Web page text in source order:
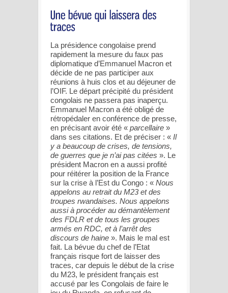
La présidence congolaise prend
rapidement la mesure du faux pas
diplomatique d’Emmanuel Macron et
décide de ne pas participer aux
réunions à huis clos et au déjeuner de
l’OIF. Le départ précipité du président
congolais ne passera pas inaperçu.
Emmanuel Macron a été obligé de
rétropédaler en conférence de presse,
en précisant avoir été « parcellaire »
dans ses citations. Et de préciser : « Il
y a beaucoup de crises, de tensions,
de guerres que je n’ai pas citées ». Le
président Macron en a aussi profité
pour réitérer la position de la France
sur la crise à l’Est du Congo : « Nous
appelons au retrait du M23 et des
troupes rwandaises. Nous appelons
aussi à procéder au démantèlement
des FDLR et de tous les groupes
armés en RDC, et à l’arrêt des
discours de haine ». Mais le mal est
fait. La bévue du chef de l’Etat
français risque fort de laisser des
traces, car depuis le début de la crise
du M23, le président français est
accusé par les Congolais de faire le